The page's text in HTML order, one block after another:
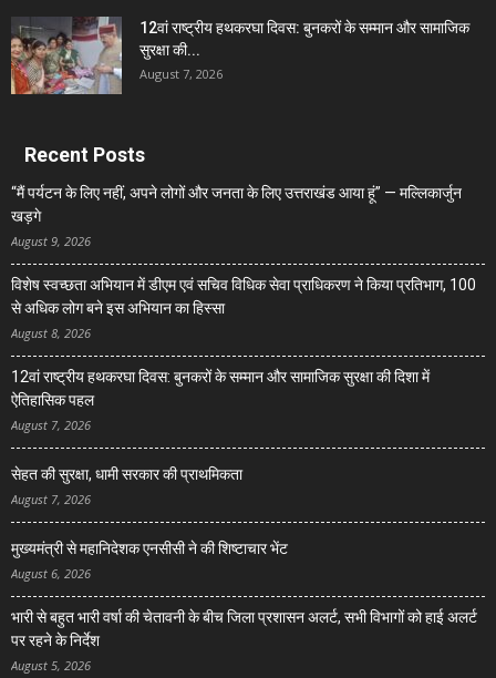
12वां राष्ट्रीय हथकरघा दिवस: बुनकरों के सम्मान और सामाजिक
सुरक्षा की...
August 7, 2026
Recent Posts
“मैं पर्यटन के लिए नहीं, अपने लोगों और जनता के लिए उत्तराखंड आया हूं” — मल्लिकार्जुन
खड़गे
August 9, 2026
विशेष स्वच्छता अभियान में डीएम एवं सचिव विधिक सेवा प्राधिकरण ने किया प्रतिभाग, 100
से अधिक लोग बने इस अभियान का हिस्सा
August 8, 2026
12वां राष्ट्रीय हथकरघा दिवस: बुनकरों के सम्मान और सामाजिक सुरक्षा की दिशा में
ऐतिहासिक पहल
August 7, 2026
सेहत की सुरक्षा, धामी सरकार की प्राथमिकता
August 7, 2026
मुख्यमंत्री से महानिदेशक एनसीसी ने की शिष्टाचार भेंट
August 6, 2026
भारी से बहुत भारी वर्षा की चेतावनी के बीच जिला प्रशासन अलर्ट, सभी विभागों को हाई अलर्ट
पर रहने के निर्देश
August 5, 2026